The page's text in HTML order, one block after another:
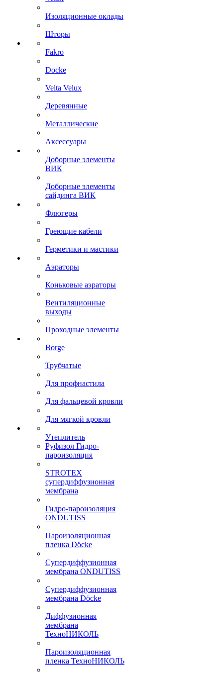
Изоляционные оклады
Шторы
Fakro
Docke
Velta Velux
Деревянные
Металлические
Аксессуары
Доборные элементы
ВИК
Доборные элементы
сайдинга ВИК
Флюгеры
Греющие кабели
Герметики и мастики
Аэраторы
Коньковые аэраторы
Вентиляционные
выходы
Проходные элементы
Borge
Трубчатые
Для профнастила
Для фальцевой кровли
Для мягкой кровли
Утеплитель
Руфизол Гидро-
пароизоляция
STROTEX
супердиффузионная
мембрана
Гидро-пароизоляция
ONDUTISS
Пароизоляционная
пленка Döcke
Супердиффузионная
мембрана ONDUTISS
Супердиффузионная
мембрана Döcke
Диффузионная
мембрана
ТехноНИКОЛЬ
Пароизоляционная
пленка ТехноНИКОЛЬ